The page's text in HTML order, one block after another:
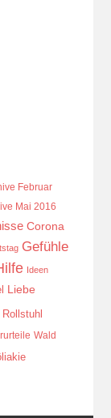
Februar
Mai 2016
Corona
Gefühle
Ideen
Liebe
Rollstuhl
Wald